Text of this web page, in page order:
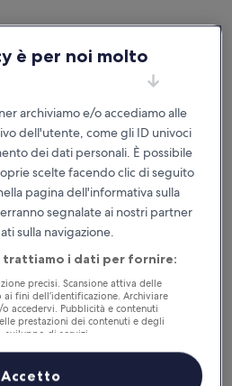
+1 (206) 481 4252
di Viaggio (come definito
il sito web, stipuli un
di viaggio (come definito
di seguito) o un fornitore di
con Expedia Travel (come
un fornitore di sistemazioni,
del fornitore sulla pagina dove
è per noi molto
archiviamo e/o accediamo alle
dell'utente, come gli ID univoci
dei dati personali. È possibile
scelte facendo clic di seguito
pagina dell'informativa sulla
segnalate ai nostri partner
sulla navigazione.
trattiamo i dati per fornire:
precisi. Scansione attiva delle
fini dell’identificazione. Archiviare
accedervi. Pubblicità e contenuti
prestazioni dei contenuti e degli
sviluppo di servizi.
Accetto